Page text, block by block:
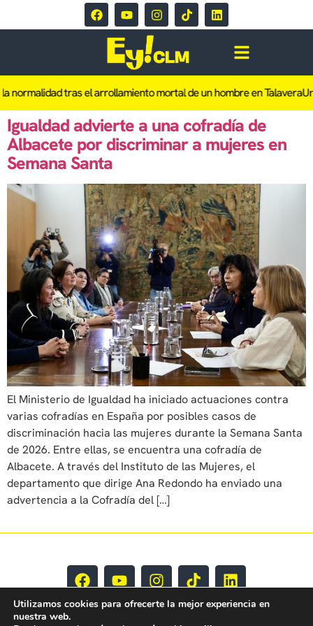
normalidad tras el arrollamiento mortal de un hombre en Talavera
Igualdad advierte a una cofradía de
Albacete por discriminar a mujeres en
Semana Santa
El Ministerio de Igualdad ha iniciado actuaciones contra
varias cofradías en España por posibles casos de
discriminación hacia las mujeres durante la Semana Santa
de 2026. Entre ellas, se encuentra una cofradía de
Albacete. A través del Instituto de las Mujeres, el
departamento que dirige Ana Redondo ha enviado una
advertencia a la Cofradía del […]
Utilizamos cookies para ofrecerte la mejor experiencia en
nuestra web.